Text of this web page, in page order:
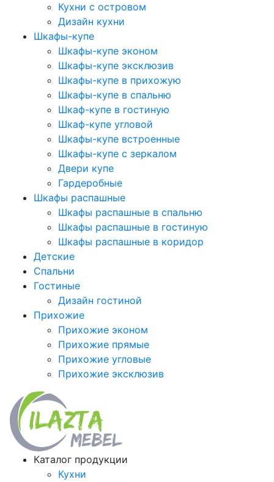
Кухни с островом
Дизайн кухни
Шкафы-купе
Шкафы-купе эконом
Шкафы-купе эксклюзив
Шкафы-купе в прихожую
Шкафы-купе в спальню
Шкаф-купе в гостиную
Шкаф-купе угловой
Шкафы-купе встроенные
Шкафы-купе с зеркалом
Двери купе
Гардеробные
Шкафы распашные
Шкафы распашные в спальню
Шкафы распашные в гостиную
Шкафы распашные в коридор
Детские
Спальни
Гостиные
Дизайн гостиной
Прихожие
Прихожие эконом
Прихожие прямые
Прихожие угловые
Прихожие эксклюзив
Каталог продукции
Кухни